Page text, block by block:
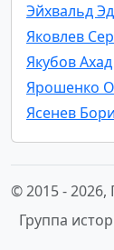
Эйхвальд
Яковлев
Якубов
Ярошенко
Ясенев
© 2015 -2026,
Группа